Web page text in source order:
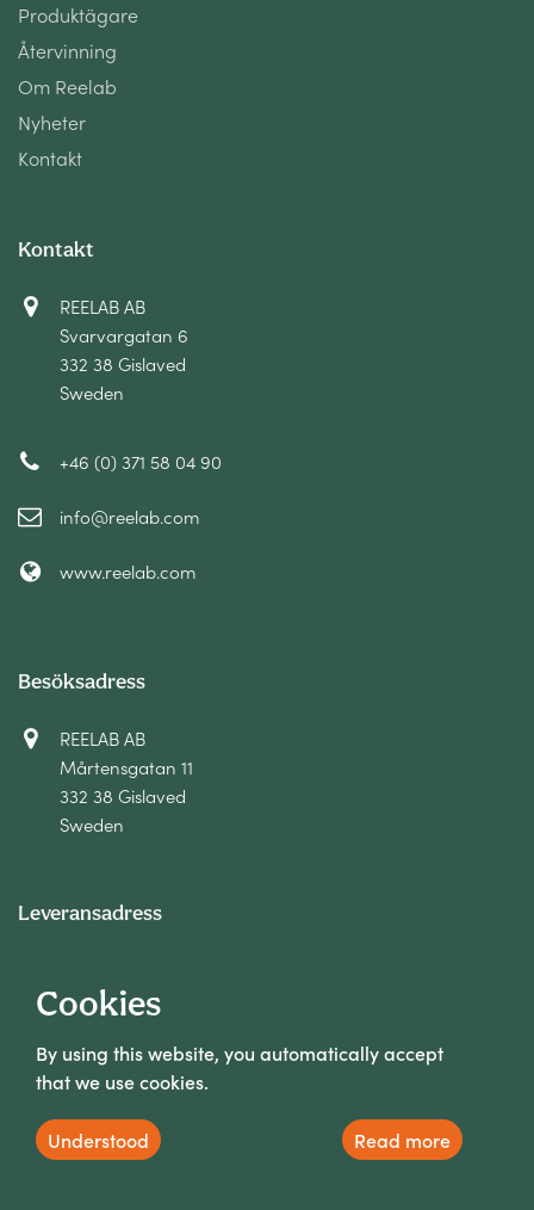
Cookies
By using this website, you automatically accept
that we use cookies.
Understood Read more
Produktägare
Återvinning
Om Reelab
Nyheter
Kontakt
Kontakt
REELAB AB
Svarvargatan 6
332 38 Gislaved
Sweden
+46 (0) 371 58 04 90
info@reelab.com
www.reelab.com
Besöksadress
REELAB AB
Mårtensgatan 11
332 38 Gislaved
Sweden
Leveransadress
Bangatan 4
Sweden